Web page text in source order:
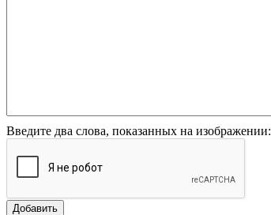
Введите два слова, показанных на изображении: